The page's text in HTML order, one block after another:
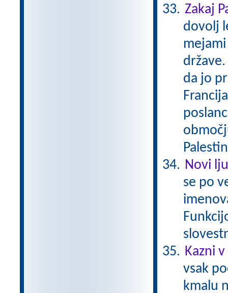
Zakaj
dovolj
da jo
Novi
se po
Kazni
vsak
kmalu